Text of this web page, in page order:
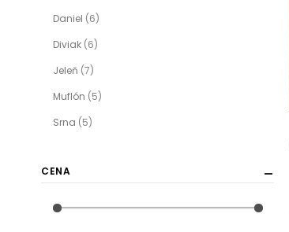
Daniel (6)
Diviak (6)
Jeleň (7)
Muflón (5)
Srna (5)
CENA